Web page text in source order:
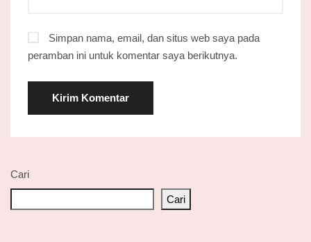
Simpan nama, email, dan situs web saya pada
peramban ini untuk komentar saya berikutnya.
Cari
Cari